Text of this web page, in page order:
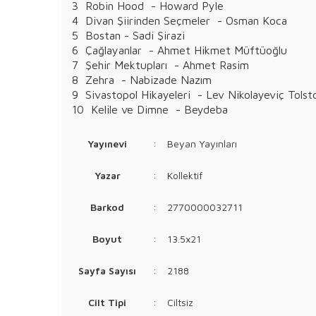
3 Robin Hood - Howard Pyle
4 Divan Şiirinden Seçmeler - Osman Koca
5 Bostan - Sadi Şirazi
6 Çağlayanlar - Ahmet Hikmet Müftüoğlu
7 Şehir Mektupları - Ahmet Rasim
8 Zehra - Nabizade Nazım
9 Sivastopol Hikayeleri - Lev Nikolayeviç
10 Kelile ve Dimne - Beydeba
Yayınevi : Beyan Yayınları
Yazar : Kollektif
Barkod : 2770000032711
Boyut : 13.5x21
Sayfa Sayısı : 2188
Cilt Tipi : Ciltsiz